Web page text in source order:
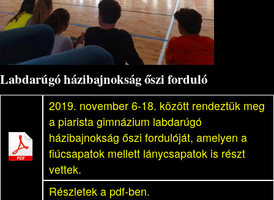
Labdarúgó házibajnokság őszi forduló
2019. november 6-18. között rendeztük meg
a piarista gimnázium labdarúgó
házibajnokság őszi fordulóját, amelyen a
fiúcsapatok mellett lánycsapatok is részt
vettek.
Részletek a pdf-ben.